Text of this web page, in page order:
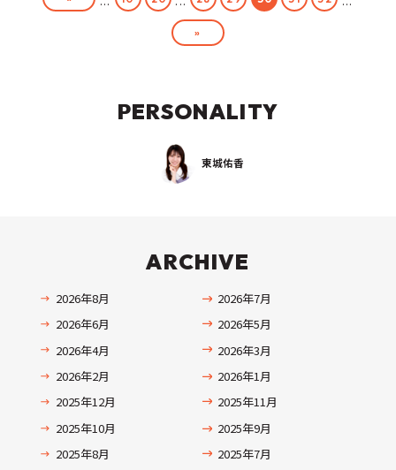
»
PERSONALITY
東城佑香
ARCHIVE
2026年8月
2026年7月
2026年6月
2026年5月
2026年4月
2026年3月
2026年2月
2026年1月
2025年12月
2025年11月
2025年10月
2025年9月
2025年8月
2025年7月